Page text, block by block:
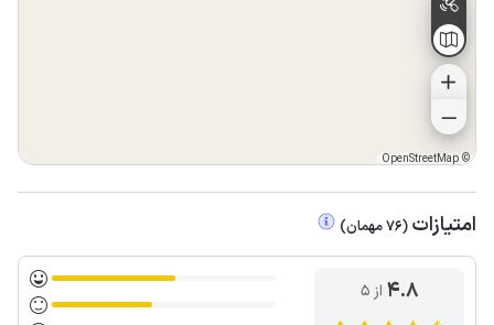
©
OpenStreetMap
امتیازات (
76مهمان)
4.8 از ۵